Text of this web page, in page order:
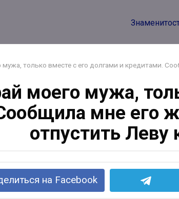
мужа, только вместе с его долгами и кредитами.
моего мужа,
мне его
отпустить Леву
на Facebook